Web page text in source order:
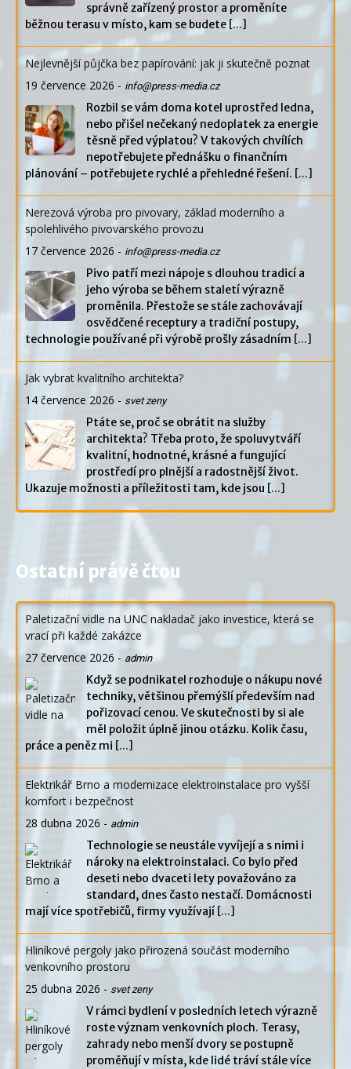
správně zařízený prostor a proměníte
běžnou terasu v místo, kam se budete [...]
Nejlevnější půjčka bez papírování: jak ji skutečně poznat
19 července 2026 - info@press-media.cz
Rozbil se vám doma kotel uprostřed ledna,
nebo přišel nečekaný nedoplatek za energie
těsně před výplatou? V takových chvílích
nepotřebujete přednášku o finančním
plánování – potřebujete rychlé a přehledné řešení. [...]
Nerezová výroba pro pivovary, základ moderního a
spolehlivého pivovarského provozu
17 července 2026 - info@press-media.cz
Pivo patří mezi nápoje s dlouhou tradicí a
jeho výroba se během staletí výrazně
proměnila. Přestože se stále zachovávají
osvědčené receptury a tradiční postupy,
technologie používané při výrobě prošly zásadním [...]
Jak vybrat kvalitního architekta?
14 července 2026 - svet zeny
Ptáte se, proč se obrátit na služby
architekta? Třeba proto, že spoluvytváří
kvalitní, hodnotné, krásné a fungující
prostředí pro plnější a radostnější život.
Ukazuje možnosti a příležitosti tam, kde jsou [...]
Ostatní právě čtou
Paletizační vidle na UNC nakladač jako investice, která se
vrací při každé zakázce
27 července 2026 - admin
Když se podnikatel rozhoduje o nákupu nové
techniky, většinou přemýšlí především nad
pořizovací cenou. Ve skutečnosti by si ale
měl položit úplně jinou otázku. Kolik času,
práce a peněz mi [...]
Elektrikář Brno a modernizace elektroinstalace pro vyšší
komfort i bezpečnost
28 dubna 2026 - admin
Technologie se neustále vyvíjejí a s nimi i
nároky na elektroinstalaci. Co bylo před
deseti nebo dvaceti lety považováno za
standard, dnes často nestačí. Domácnosti
mají více spotřebičů, firmy využívají [...]
Hliníkové pergoly jako přirozená součást moderního
venkovního prostoru
25 dubna 2026 - svet zeny
V rámci bydlení v posledních letech výrazně
roste význam venkovních ploch. Terasy,
zahrady nebo menší dvory se postupně
proměňují v místa, kde lidé tráví stále více